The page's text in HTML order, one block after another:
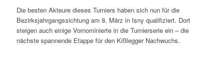
Die besten Akteure dieses Turniers haben sich nun für die
Bezirksjahrgangssichtung am 8. März in Isny qualifiziert. Dort
steigen auch einige Vornominierte in die Turnierserie ein – die
nächste spannende Etappe für den Kißlegger Nachwuchs.